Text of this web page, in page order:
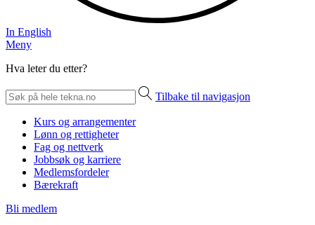
In English
Meny
Hva leter du etter?
Tilbake til navigasjon
Kurs og arrangementer
Lønn og rettigheter
Fag og nettverk
Jobbsøk og karriere
Medlemsfordeler
Bærekraft
Bli medlem